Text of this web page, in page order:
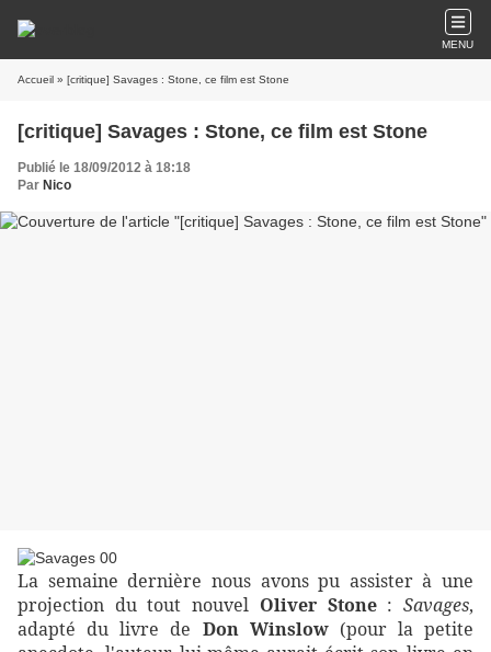
MENU
Accueil » [critique] Savages : Stone, ce film est Stone
[critique] Savages : Stone, ce film est Stone
Publié le 18/09/2012 à 18:18
Par Nico
La semaine dernière nous avons pu assister à une
projection du tout nouvel Oliver Stone:Savages,
adapté du livre de Don Winslow(pour la petite